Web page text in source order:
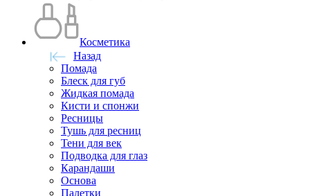
Косметика
Назад
Помада
Блеск для губ
Жидкая помада
Кисти и спонжи
Ресницы
Тушь для ресниц
Тени для век
Подводка для глаз
Карандаши
Основа
Палетки